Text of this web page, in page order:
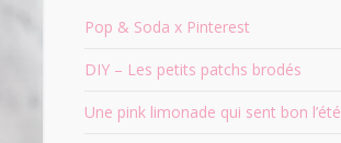
Pop & Soda x Pinterest
DIY – Les petits patchs brodés
Une pink limonade qui sent bon l’été